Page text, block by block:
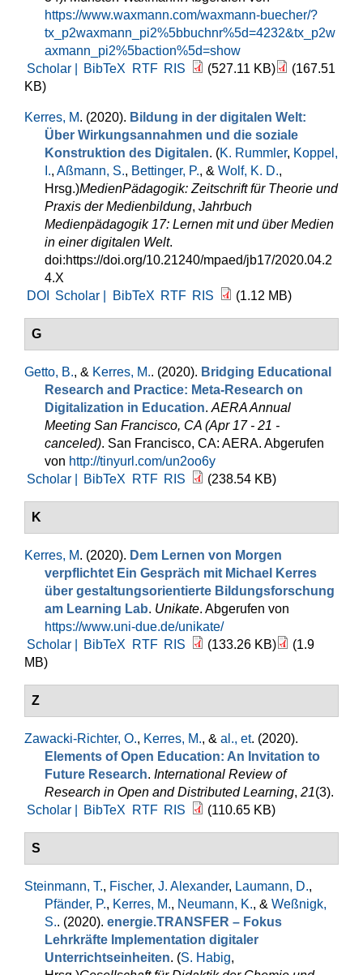
https://www.waxmann.com/waxmann-buecher/?
tx_p2waxmann_pi2%5bbuchnr%5d=4232&tx_p2w
axmann_pi2%5baction%5d=show
Scholar |
BibTeX RTF RIS (527.11 KB)
(167.51
KB)
Kerres, M. (2020). Bildung in der digitalen Welt:
Über Wirkungsannahmen und die soziale
Konstruktion des Digitalen. (K. Rummler, Koppel,
I., Aßmann, S., Bettinger, P., & Wolf, K. D.,
Hrsg.)MedienPädagogik: Zeitschrift für Theorie und
Praxis der Medienbildung, Jahrbuch
Medienpädagogik 17: Lernen mit und über Medien
in einer digitalen Welt.
doi:https://doi.org/10.21240/mpaed/jb17/2020.04.2
4.X
DOI
Scholar | BibTeX RTF RIS (1.12 MB)
G
Getto, B., & Kerres, M.. (2020). Bridging Educational
Research and Practice: Meta-Research on
Digitalization in Education. AERA Annual
Meeting San Francisco, CA (Apr 17 - 21 -
canceled). San Francisco, CA: AERA. Abgerufen
von http://tinyurl.com/un2oo6y
Scholar |
BibTeX RTF RIS (238.54 KB)
K
Kerres, M. (2020). Dem Lernen von Morgen
verpflichtet Ein Gespräch mit Michael Kerres
über gestaltungsorientierte Bildungsforschung
am Learning Lab. Unikate. Abgerufen von
https://www.uni-due.de/unikate/
Scholar |
BibTeX RTF RIS (133.26 KB)
(1.9
MB)
Z
Zawacki-Richter, O., Kerres, M., & al., et. (2020).
Elements of Open Education: An Invitation to
Future Research. International Review of
Research in Open and Distributed Learning, 21(3).
Scholar |
BibTeX RTF RIS (110.65 KB)
S
Steinmann, T., Fischer, J. Alexander, Laumann, D.,
Pfänder, P., Kerres, M., Neumann, K., & Weßnigk,
S.. (2020). energie.TRANSFER – Fokus
Lehrkräfte Implementation digitaler
Unterrichtseinheiten. (S. Habig,